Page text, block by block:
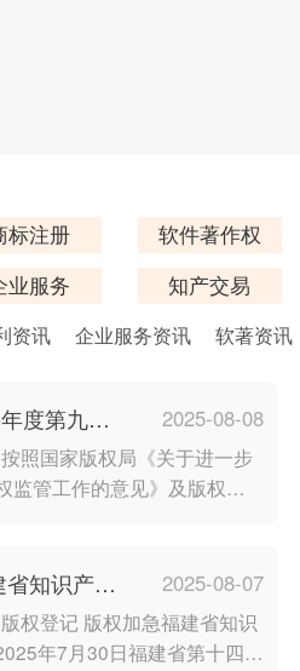
标注册
软件著作权
业服务 知产交易
资讯 企业服务资讯 软著资讯
度第九批
名单
2025-08-08
照国家版权局《关于进一步
监管工作的意见》及版权重
视剧）。相关网络服务商应
重点作品采取以下保护措
服务商未经许可不得提供版
知识产权
2025-08-07
权登记 版权加急福建省知识
年7月30日福建省第十四届